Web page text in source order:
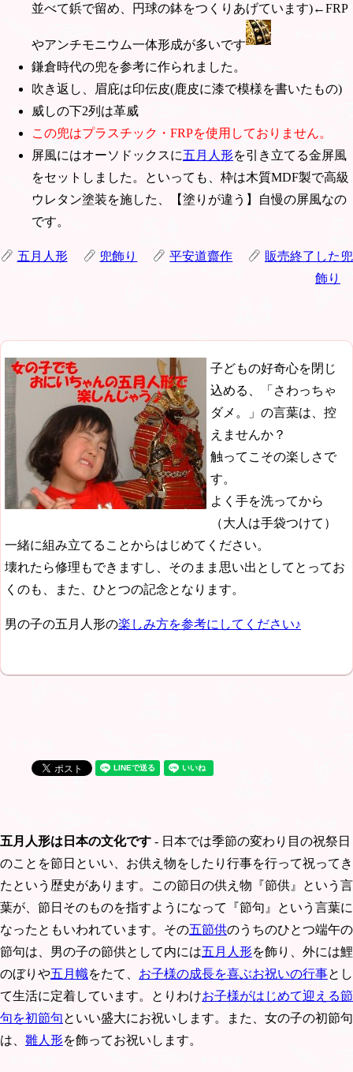
並べて鋲で留め、円球の鉢をつくりあげています)←FRP
やアンチモニウム一体形成が多いです
鎌倉時代の兜を参考に作られました。
吹き返し、眉庇は印伝皮(鹿皮に漆で模様を書いたもの)
威しの下2列は革威
この兜はプラスチック・FRPを使用しておりません。
屏風にはオーソドックスに五月人形を引き立てる金屏風
をセットしました。といっても、枠は木質MDF製で高級
ウレタン塗装を施した、【塗りが違う】自慢の屏風なの
です。
五月人形 兜飾り 平安道齋作
販売終了した兜
飾り
子どもの好奇心を閉じ
込める、「さわっちゃ
ダメ。」の言葉は、控
えませんか？
触ってこその楽しさで
す。
よく手を洗ってから
（大人は手袋つけて）
一緒に組み立てることからはじめてください。
壊れたら修理もできますし、そのまま思い出としてとってお
くのも、また、ひとつの記念となります。
男の子の五月人形の楽しみ方を参考にしてください♪
五月人形は日本の文化です - 日本では季節の変わり目の祝祭日
のことを節日といい、お供え物をしたり行事を行って祝ってき
たという歴史があります。この節日の供え物『節供』という言
葉が、節日そのものを指すようになって『節句』という言葉に
なったともいわれています。その五節供のうちのひとつ端午の
節句は、男の子の節供として内には五月人形を飾り、外には鯉
のぼりや五月幟をたて、 お子様の成長を喜ぶお祝いの行事とし
て生活に定着しています。とりわけお子様がはじめて迎える節
句を初節句といい盛大にお祝いします。また、女の子の初節句
は、 雛人形を飾ってお祝いします。